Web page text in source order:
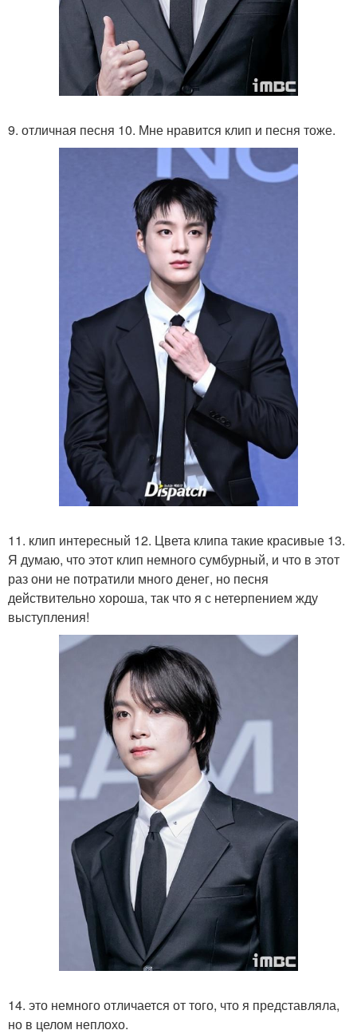
9. отличная песня 10. Мне нравится клип и песня тоже.
11. клип интересный 12. Цвета клипа такие красивые 13.
Я думаю, что этот клип немного сумбурный, и что в этот
раз они не потратили много денег, но песня
действительно хороша, так что я с нетерпением жду
выступления!
14. это немного отличается от того, что я представляла,
но в целом неплохо.